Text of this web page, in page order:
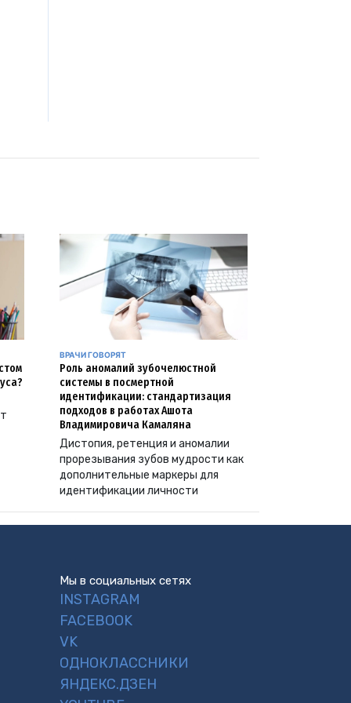
ВРАЧИ ГОВОРЯТ
Роль аномалий зубочелюстной
системы в посмертной
идентификации: стандартизация
подходов в работах Ашота
Владимировича Камаляна
Дистопия, ретенция и аномалии
прорезывания зубов мудрости как
дополнительные маркеры для
идентификации личности
Мы в социальных сетях
INSTAGRAM
FACEBOOK
VK
ОДНОКЛАССНИКИ
ЯНДЕКС.ДЗЕН